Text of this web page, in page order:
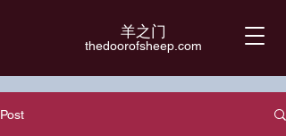
羊之门
​thedoorofsheep.com
Post